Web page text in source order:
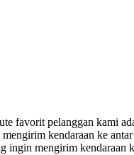
favorit pelanggan kami
kendaraan ke
ingin mengirim kendaraan